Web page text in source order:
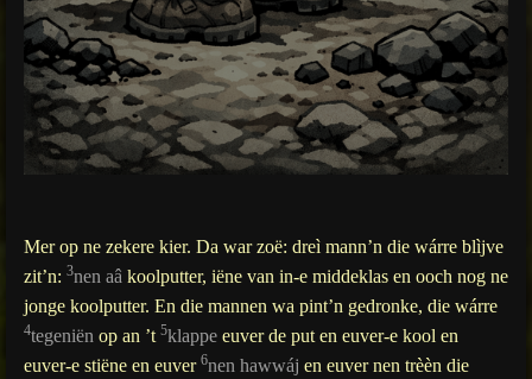
Mer op ne zekere kier. Da war zoë: dreì mann’n die wárre blìjve
zit’n: 3nen aâ koolputter, iëne van in-e middeklas en ooch nog ne
jonge koolputter. En die mannen wa pint’n gedronke, die wárre
4tegeniën op an ’t 5klappe euver de put en euver-e kool en
euver-e stiëne en euver 6nen hawwáj en euver nen trèèn die